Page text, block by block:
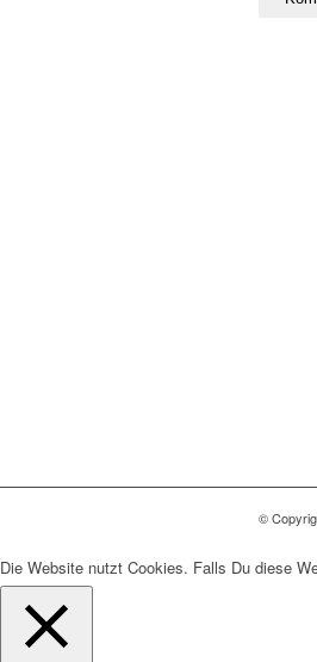
©
Die Website nutzt Cookies. Falls Du diese